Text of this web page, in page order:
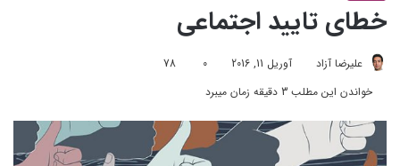
خطای تایید اجتماعی
علیرضا آزاد آوریل 11, 2016 0
78
خواندن این مطلب 3 دقیقه زمان میبرد